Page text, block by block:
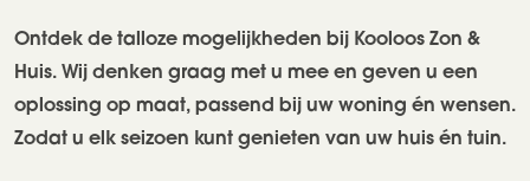
Ontdek de talloze mogelijkheden bij Kooloos Zon &
Huis. Wij denken graag met u mee en geven u een
oplossing op maat, passend bij uw woning én wensen.
Zodat u elk seizoen kunt genieten van uw huis én tuin.